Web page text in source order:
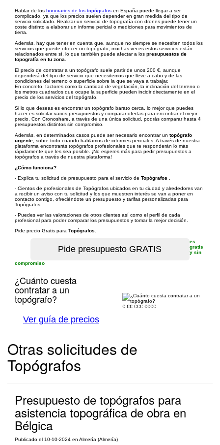
Hablar de los honorarios de los topógrafos en España puede llegar a ser
complicado, ya que los precios suelen depender en gran medida del tipo de
servicio solicitado. Realizar un servicio de topografía con drones puede tener un
coste distinto a elaborar un informe pericial o mediciones para movimientos de
tierra.
Además, hay que tener en cuenta que, aunque no siempre se necesiten todos los
servicios que puede ofrecer un topógrafo, muchas veces estos servicios están
relacionados entre sí, lo que también puede afectar a los presupuestos de
topografía en tu zona
El precio de contratar a un topógrafo suele partir de unos 200 €, aunque
dependerá del tipo de servicio que necesitemos que lleve a cabo y de las
condiciones del terreno o superficie sobre la que se vaya a trabajar.
En concreto, factores como la cantidad de vegetación, la inclinación del terreno o
los metros cuadrados que ocupe la superficie pueden incidir directamente en el
precio de los servicios del topógrafo.
Si lo que deseas es encontrar un topógrafo barato cerca, lo mejor que puedes
hacer es solicitar varios presupuestos y comparar ofertas para encontrar el mejor
precio. Con Cronoshare, a través de una única solicitud, podrás comparar hasta 4
presupuestos distintos sin compromiso.
Además, en determinados casos puede ser necesario encontrar un topógrafo
urgente , sobre todo cuando hablamos de informes periciales. A través de nuestra
plataforma encontrarás topógrafos profesionales que te responderán lo más
rápidamente que les sea posible. ¡No esperes más para pedir presupuestos a
topógrafos a través de nuestra plataforma!
¿Cómo funciona?
- Explica tu solicitud de presupuesto para el servicio de Topógrafos
- Cientos de profesionales de Topógrafos ubicados en tu ciudad y alrededores van
a recibir un aviso con tu solicitud y los que muestren interés se van a poner en
contacto contigo, ofreciéndote un presupuesto y tarifas personalizadas para
Topógrafos.
- Puedes ver las valoraciones de otros clientes así como el perfil de cada
profesional para poder comparar los presupuestos y tomar la mejor decisión.
Pide precio Gratis para Topógrafos
es
gratis
y sin
compromiso
¿Cuánto cuesta
contratar a un
topógrafo?
Ver guía de precios
€ €€ €€€ €€€€
Otras solicitudes de
Topógrafos
Presupuesto de topógrafos para
asistencia topográfica de obra en
Bélgica
Publicado el 10-10-2024 en Almería (Almería)